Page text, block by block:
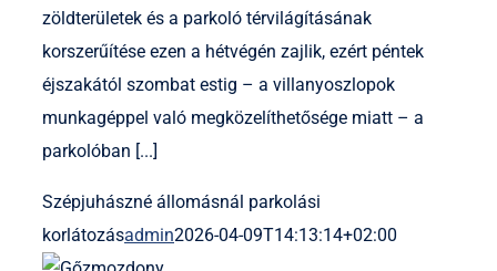
zöldterületek és a parkoló térvilágításának
korszerűítése ezen a hétvégén zajlik, ezért péntek
éjszakától szombat estig – a villanyoszlopok
munkagéppel való megközelíthetősége miatt – a
parkolóban [...]
Szépjuhászné állomásnál parkolási
korlátozásadmin2026-04-09T14:13:14+02:00